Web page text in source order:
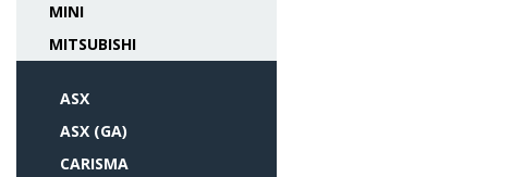
MINI
MITSUBISHI
ASX
ASX (GA)
CARISMA